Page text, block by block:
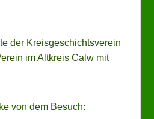
der Kreisgeschichtsverein
im Altkreis Calw mit
von dem Besuch: